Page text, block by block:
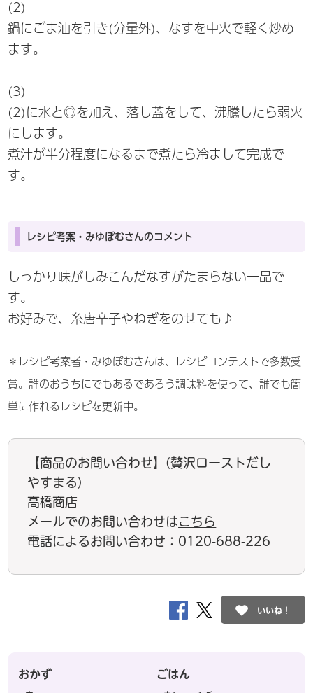
(2)
鍋にごま油を引き(分量外)、なすを中火で軽く炒め
ます。
(3)
(2)に水と◎を加え、落し蓋をして、沸騰したら弱火
にします。
煮汁が半分程度になるまで煮たら冷まして完成で
す。
レシピ考案・みゆぽむさんのコメント
しっかり味がしみこんだなすがたまらない一品で
す。
お好みで、糸唐辛子やねぎをのせても♪
＊レシピ考案者・みゆぽむさんは、レシピコンテストで多数受
賞。誰のおうちにでもあるであろう調味料を使って、誰でも簡
単に作れるレシピを更新中。
【商品のお問い合わせ】(贅沢ローストだし
やすまる)
高橋商店
メールでのお問い合わせはこちら
電話によるお問い合わせ：0120-688-226
いいね！
おかず ごはん